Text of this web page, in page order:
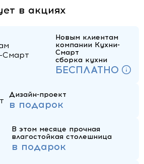
в акциях
Новым клиентам
компании Кухни-
Смарт
сборка кухни
БЕСПЛАТНО
Дизайн-проект
в подарок
В этом месяце прочная
влагостойкая столешница
в подарок